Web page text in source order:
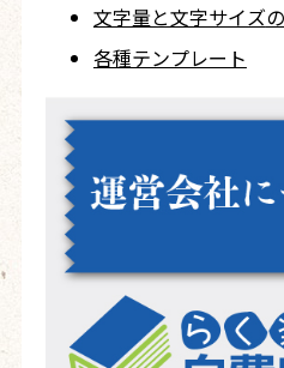
文字量と文字サイズ
各種テンプレート